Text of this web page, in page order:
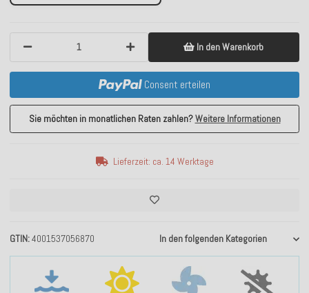
GTIN 4001537056870 In den folgenden Kategorien
In den Warenkorb
Consent erteilen
Sie möchten in monatlichen Raten zahlen?Weitere Informationen
Lieferzeit: ca. 14 Werktage